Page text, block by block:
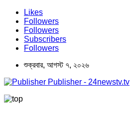
Likes
Followers
Followers
Subscribers
Followers
শুক্রবার, আগস্ট ৭, ২০২৬
Publisher - 24newstv.tv